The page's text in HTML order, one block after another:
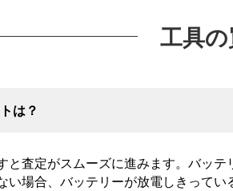
工具
は？
と査定がスムーズに進みます。バッ
い場合、バッテリーが放電しきって